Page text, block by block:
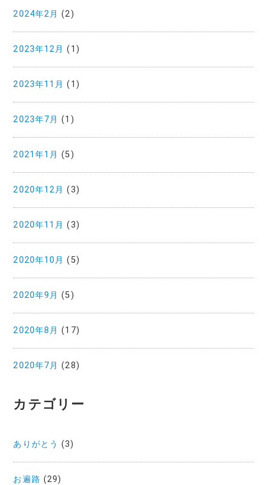
2024年2月 (2)
2023年12月 (1)
2023年11月 (1)
2023年7月 (1)
2021年1月 (5)
2020年12月 (3)
2020年11月 (3)
2020年10月 (5)
2020年9月 (5)
2020年8月 (17)
2020年7月 (28)
カテゴリー
ありがとう (3)
お遍路 (29)